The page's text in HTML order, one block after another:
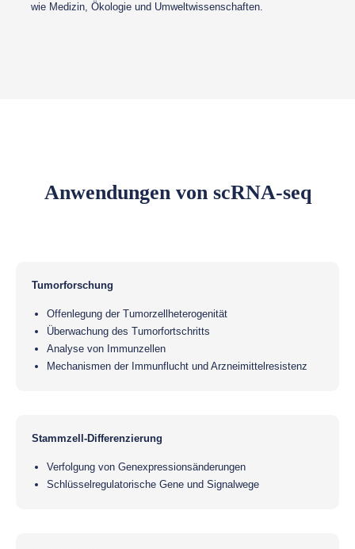
wie Medizin, Ökologie und Umweltwissenschaften.
Anwendungen von scRNA-seq
Tumorforschung
Offenlegung der Tumorzellheterogenität
Überwachung des Tumorfortschritts
Analyse von Immunzellen
Mechanismen der Immunflucht und Arzneimittelresistenz
Stammzell-Differenzierung
Verfolgung von Genexpressionsänderungen
Schlüsselregulatorische Gene und Signalwege